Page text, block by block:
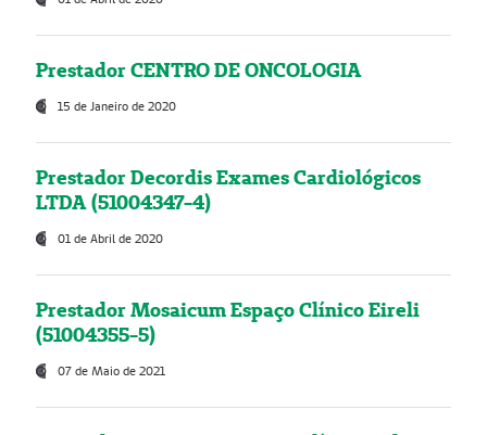
Prestador CENTRO DE ONCOLOGIA
15 de Janeiro de 2020
Prestador Decordis Exames Cardiológicos
LTDA (51004347-4)
01 de Abril de 2020
Prestador Mosaicum Espaço Clínico Eireli
(51004355-5)
07 de Maio de 2021